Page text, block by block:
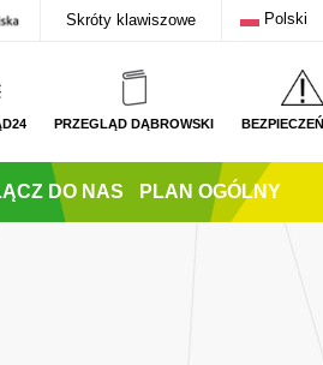
Skróty klawiszowe Polski
PRZEGLĄD DĄBROWSKI
DO NAS PLAN OGÓLNY